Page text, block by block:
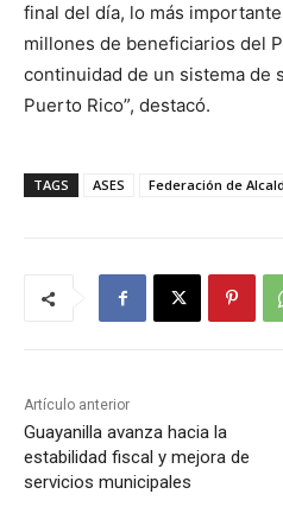
final del día, lo más
millones de beneficiarios del
continuidad de un sistema de
Puerto Rico”, destacó.
TAGS ASES Federación de
Artículo anterior
Guayanilla avanza hacia la
estabilidad fiscal y mejora de
servicios municipales